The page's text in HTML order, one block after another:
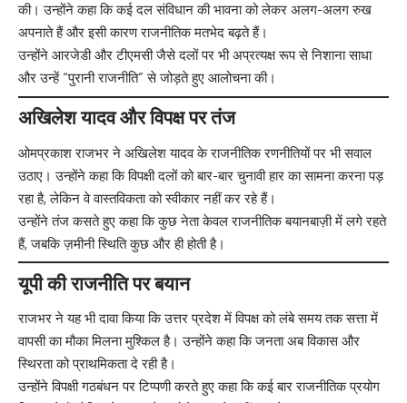
की। उन्होंने कहा कि कई दल संविधान की भावना को लेकर अलग-अलग रुख
अपनाते हैं और इसी कारण राजनीतिक मतभेद बढ़ते हैं।
उन्होंने आरजेडी और टीएमसी जैसे दलों पर भी अप्रत्यक्ष रूप से निशाना साधा
और उन्हें “पुरानी राजनीति” से जोड़ते हुए आलोचना की।
अखिलेश यादव और विपक्ष पर तंज
ओमप्रकाश राजभर ने अखिलेश यादव के राजनीतिक रणनीतियों पर भी सवाल
उठाए। उन्होंने कहा कि विपक्षी दलों को बार-बार चुनावी हार का सामना करना पड़
रहा है, लेकिन वे वास्तविकता को स्वीकार नहीं कर रहे हैं।
उन्होंने तंज कसते हुए कहा कि कुछ नेता केवल राजनीतिक बयानबाज़ी में लगे रहते
हैं, जबकि ज़मीनी स्थिति कुछ और ही होती है।
यूपी की राजनीति पर बयान
राजभर ने यह भी दावा किया कि उत्तर प्रदेश में विपक्ष को लंबे समय तक सत्ता में
वापसी का मौका मिलना मुश्किल है। उन्होंने कहा कि जनता अब विकास और
स्थिरता को प्राथमिकता दे रही है।
उन्होंने विपक्षी गठबंधन पर टिप्पणी करते हुए कहा कि कई बार राजनीतिक प्रयोग